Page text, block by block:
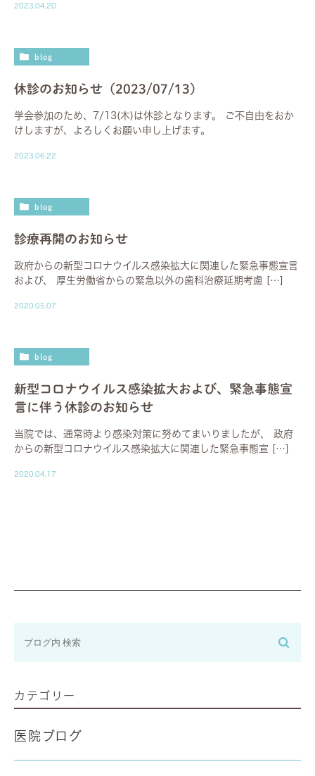
2023.04.20
blog
休診のお知らせ（2023/07/13）
学会参加のため、7/13(木)は休診となります。 ご不自由をおか
けしますが、よろしくお願い申し上げます。
2023.06.22
blog
診療再開のお知らせ
政府からの新型コロナウイルス感染拡大に関連した緊急事態宣言
および、 厚生労働省からの緊急以外の歯科治療延期考慮 […]
2020.05.07
blog
新型コロナウイルス感染拡大および、緊急事態宣
言に伴う 休診のお知らせ
当院では、通常時より感染対策に努めてまいりましたが、 政府
からの新型コロナウイルス感染拡大に関連した緊急事態宣 […]
2020.04.17
カテゴリー
医院ブログ